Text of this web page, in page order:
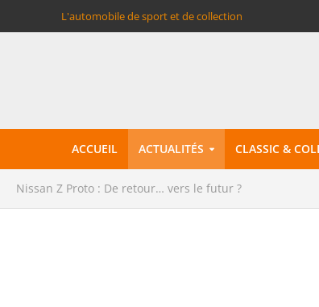
L'automobile de sport et de collection
ACCUEIL ACTUALITÉS CLASSIC &
Nissan Z Proto : De retour… vers le futur ?